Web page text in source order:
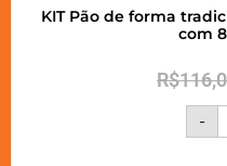
KIT Pão de forma
com
R$
-